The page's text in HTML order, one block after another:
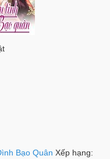
Bạo Quân Xếp hạng: